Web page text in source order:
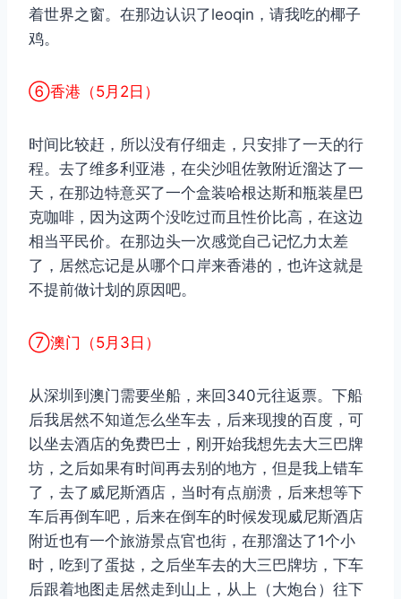
着世界之窗。在那边认识了leoqin，请我吃的椰子
鸡。
⑥香港（5月2日）
时间比较赶，所以没有仔细走，只安排了一天的行
程。去了维多利亚港，在尖沙咀佐敦附近溜达了一
天，在那边特意买了一个盒装哈根达斯和瓶装星巴
克咖啡，因为这两个没吃过而且性价比高，在这边
相当平民价。在那边头一次感觉自己记忆力太差
了，居然忘记是从哪个口岸来香港的，也许这就是
不提前做计划的原因吧。
⑦澳门（5月3日）
从深圳到澳门需要坐船，来回340元往返票。下船
后我居然不知道怎么坐车去，后来现搜的百度，可
以坐去酒店的免费巴士，刚开始我想先去大三巴牌
坊，之后如果有时间再去别的地方，但是我上错车
了，去了威尼斯酒店，当时有点崩溃，后来想等下
车后再倒车吧，后来在倒车的时候发现威尼斯酒店
附近也有一个旅游景点官也街，在那溜达了1个小
时，吃到了蛋挞，之后坐车去的大三巴牌坊，下车
后跟着地图走居然走到山上，从上（大炮台）往下